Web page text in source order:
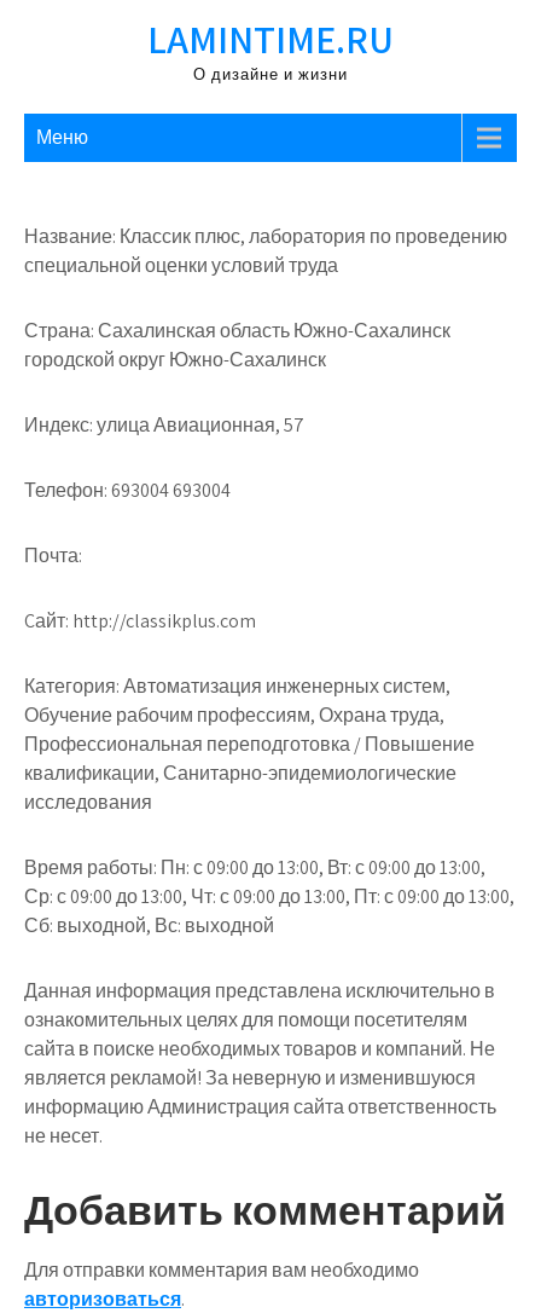
LAMINTIME.RU
О дизайне и жизни
Меню
Название: Классик плюс, лаборатория по проведению
специальной оценки условий труда
Страна: Сахалинская область Южно-Сахалинск
городской округ Южно-Сахалинск
Индекс: улица Авиационная, 57
Телефон: 693004 693004
Почта:
Cайт: http://classikplus.com
Категория: Автоматизация инженерных систем,
Обучение рабочим профессиям, Охрана труда,
Профессиональная переподготовка / Повышение
квалификации, Санитарно-эпидемиологические
исследования
Время работы: Пн: с 09:00 до 13:00, Вт: с 09:00 до 13:00,
Ср: с 09:00 до 13:00, Чт: с 09:00 до 13:00, Пт: с 09:00 до 13:00,
Сб: выходной, Вс: выходной
Данная информация представлена исключительно в
ознакомительных целях для помощи посетителям
сайта в поиске необходимых товаров и компаний. Не
является рекламой! За неверную и изменившуюся
информацию Администрация сайта ответственность
не несет.
Добавить комментарий
Для отправки комментария вам необходимо
авторизоваться.